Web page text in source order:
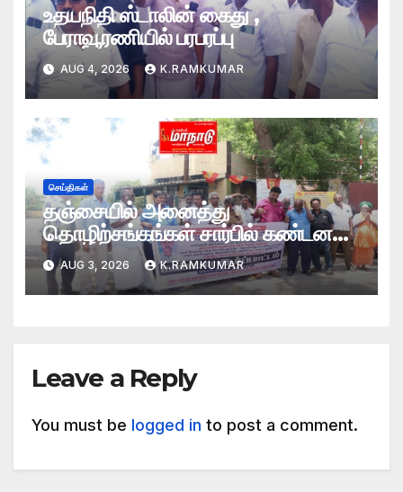
உதயநிதி ஸ்டாலின் கைது ,
பேராவூரணியில் பரபரப்பு
AUG 4, 2026 K.RAMKUMAR
செய்திகள்
தஞ்சையில் அனைத்து
தொழிற்சங்கங்கள் சார்பில் கண்டன
ஆர்ப்பாட்டம்
AUG 3, 2026 K.RAMKUMAR
Leave a Reply
You must be logged in to post a comment.